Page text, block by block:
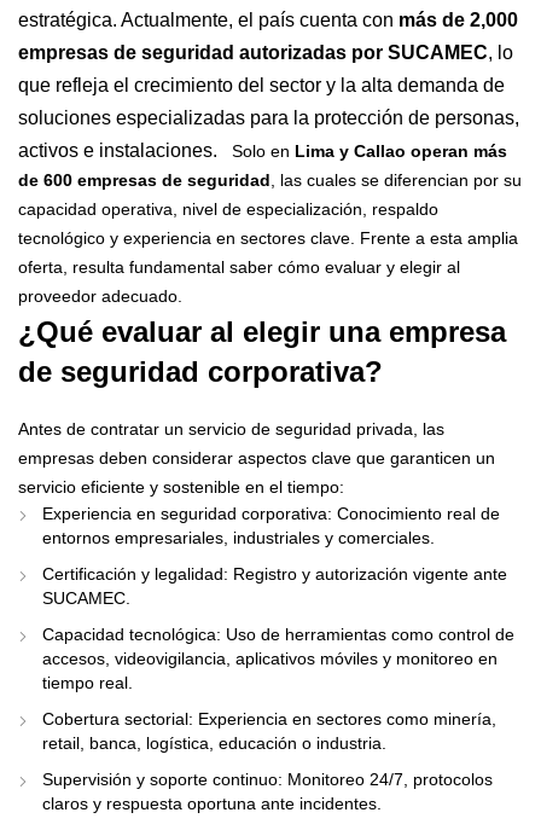
estratégica. Actualmente, el país cuenta con más de 2,000
empresas de seguridad autorizadas por SUCAMEC, lo
que refleja el crecimiento del sector y la alta demanda de
soluciones especializadas para la protección de personas,
activos e instalaciones.
Solo en Lima y Callao operan más
de 600 empresas de seguridad, las cuales se diferencian por su
capacidad operativa, nivel de especialización, respaldo
tecnológico y experiencia en sectores clave. Frente a esta amplia
oferta, resulta fundamental saber cómo evaluar y elegir al
proveedor adecuado.
¿Qué evaluar al elegir una empresa
de seguridad corporativa?
Antes de contratar un servicio de seguridad privada, las
empresas deben considerar aspectos clave que garanticen un
servicio eficiente y sostenible en el tiempo:
Experiencia en seguridad corporativa: Conocimiento real de
entornos empresariales, industriales y comerciales.
Certificación y legalidad: Registro y autorización vigente ante
SUCAMEC.
Capacidad tecnológica: Uso de herramientas como control de
accesos, videovigilancia, aplicativos móviles y monitoreo en
tiempo real.
Cobertura sectorial: Experiencia en sectores como minería,
retail, banca, logística, educación o industria.
Supervisión y soporte continuo: Monitoreo 24/7, protocolos
claros y respuesta oportuna ante incidentes.